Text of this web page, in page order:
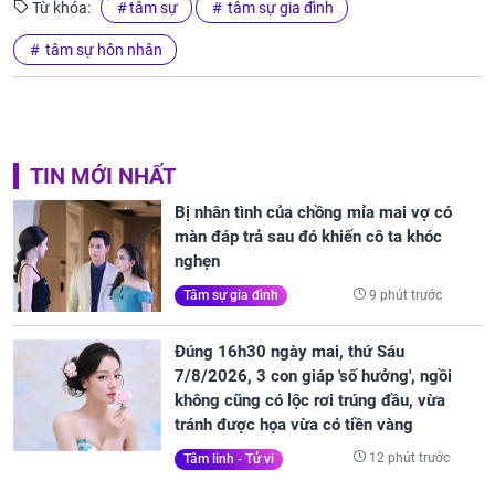
Từ khóa: tâm sự tâm sự gia đình
tâm sự hôn nhân
TIN MỚI NHẤT
Bị nhân tình của chồng mỉa mai vợ có
màn đáp trả sau đó khiến cô ta khóc
nghẹn
Tâm sự gia đình 9 phút trước
Đúng 16h30 ngày mai, thứ Sáu
7/8/2026, 3 con giáp 'số hưởng', ngồi
không cũng có lộc rơi trúng đầu, vừa
tránh được họa vừa có tiền vàng
Tâm linh - Tử vi 12 phút trước